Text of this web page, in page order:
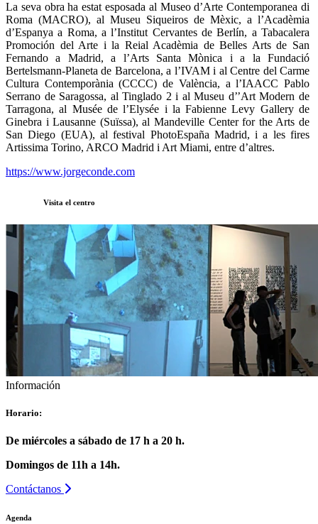
La seva obra ha estat esposada al Museo d’Arte Contemporanea di
Roma (MACRO), al Museu Siqueiros de Mèxic, a l’Acadèmia
d’Espanya a Roma, a l’Institut Cervantes de Berlín, a Tabacalera
Promoción del Arte i la Reial Acadèmia de Belles Arts de San
Fernando a Madrid, a l’Arts Santa Mònica i a la Fundació
Bertelsmann-Planeta de Barcelona, a l’IVAM i al Centre del Carme
Cultura Contemporània (CCCC) de València, a l’IAACC Pablo
Serrano de Saragossa, al Tinglado 2 i al Museu d’’Art Modern de
Tarragona, al Musée de l’Elysée i la Fabienne Levy Gallery de
Ginebra i Lausanne (Suïssa), al Mandeville Center for the Arts de
San Diego (EUA), al festival PhotoEspaña Madrid, i a les fires
Artissima Torino, ARCO Madrid i Art Miami, entre d’altres.
https://www.jorgeconde.com
Visita el centro
Información
Horario:
De miércoles a sábado de 17 h a 20 h.
Domingos de 11h a 14h.
Contáctanos
Agenda